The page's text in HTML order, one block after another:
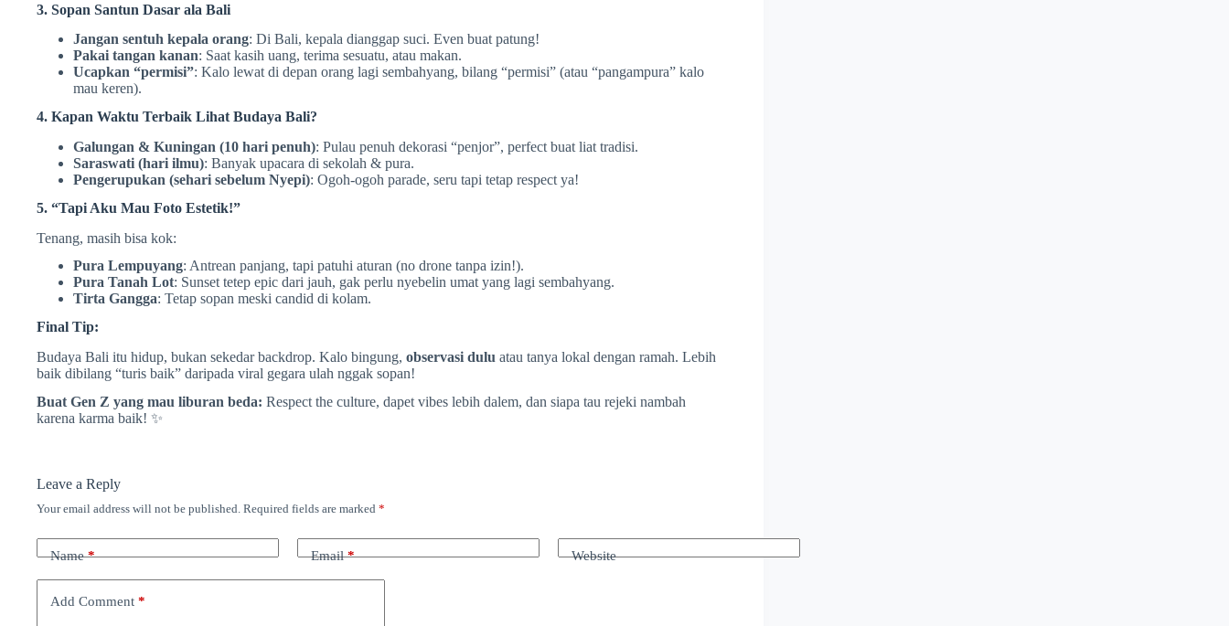
3. Sopan Santun Dasar ala Bali
Jangan sentuh kepala orang: Di Bali, kepala dianggap suci. Even buat patung!
Pakai tangan kanan: Saat kasih uang, terima sesuatu, atau makan.
Ucapkan “permisi”: Kalo lewat di depan orang lagi sembahyang, bilang “permisi” (atau “pangampura” kalo
mau keren).
4. Kapan Waktu Terbaik Lihat Budaya Bali?
Galungan & Kuningan (10 hari penuh): Pulau penuh dekorasi “penjor”, perfect buat liat tradisi.
Saraswati (hari ilmu): Banyak upacara di sekolah & pura.
Pengerupukan (sehari sebelum Nyepi): Ogoh-ogoh parade, seru tapi tetap respect ya!
5. “Tapi Aku Mau Foto Estetik!”
Tenang, masih bisa kok:
Pura Lempuyang: Antrean panjang, tapi patuhi aturan (no drone tanpa izin!).
Pura Tanah Lot: Sunset tetep epic dari jauh, gak perlu nyebelin umat yang lagi sembahyang.
Tirta Gangga: Tetap sopan meski candid di kolam.
Final Tip:
Budaya Bali itu hidup, bukan sekedar backdrop. Kalo bingung, observasi dulu atau tanya lokal dengan ramah. Lebih
baik dibilang “turis baik” daripada viral gegara ulah nggak sopan!
Buat Gen Z yang mau liburan beda: Respect the culture, dapet vibes lebih dalem, dan siapa tau rejeki nambah
karena karma baik! ✨
Leave a Reply
Your email address will not be published. Required fields are marked *
Name* Email* Website
Add Comment *